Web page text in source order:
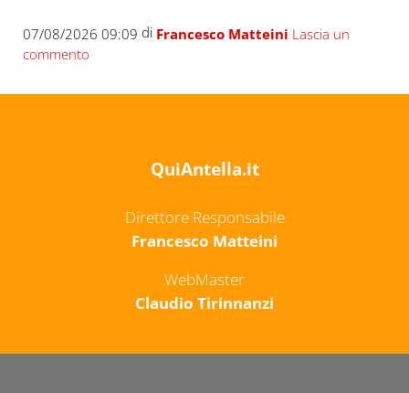
07/08/2026 09:09 di Francesco Matteini Lascia un
commento
QuiAntella.it
Direttore Responsabile
Francesco Matteini
WebMaster
Claudio Tirinnanzi